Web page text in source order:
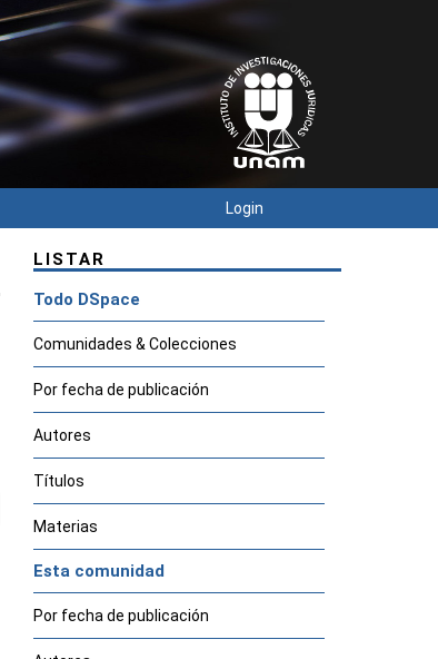
Login
LISTAR
Todo DSpace
Comunidades & Colecciones
Por fecha de publicación
Autores
Títulos
Materias
Esta comunidad
Por fecha de publicación